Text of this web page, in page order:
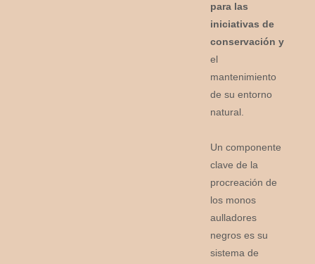
para las
iniciativas de
conservación y
el
mantenimiento
de su entorno
natural.
Un componente
clave de la
procreación de
los monos
aulladores
negros es su
sistema de